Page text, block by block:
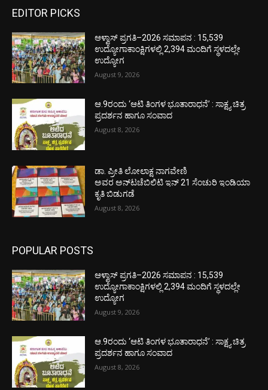
EDITOR PICKS
ಆಳ್ವಾಸ್ ಪ್ರಗತಿ–2026 ಸಮಾಪನ : 15,539
ಉದ್ಯೋಗಾಕಾಂಕ್ಷಿಗಳಲ್ಲಿ 2,394 ಮಂದಿಗೆ ಸ್ಥಳದಲ್ಲೇ
ಉದ್ಯೋಗ
August 9, 2026
ಆ.9ರಂದು ‘ಆಟಿ ತಿಂಗಳ ಭೂತಾರಾಧನೆ’ : ಸಾಕ್ಷ್ಯ ಚಿತ್ರ
ಪ್ರದರ್ಶನ ಹಾಗೂ ಸಂವಾದ
August 8, 2026
ಡಾ. ಪ್ರೀತಿ ಲೋಲಾಕ್ಷ ನಾಗವೇಣಿ
ಅವರ ಅನ್‌ಟಚೆಬಿಲಿಟಿ ಇನ್ 21 ಸೆಂಚುರಿ ಇಂಡಿಯಾ
ಕೃತಿ ಬಿಡುಗಡೆ
August 8, 2026
POPULAR POSTS
ಆಳ್ವಾಸ್ ಪ್ರಗತಿ–2026 ಸಮಾಪನ : 15,539
ಉದ್ಯೋಗಾಕಾಂಕ್ಷಿಗಳಲ್ಲಿ 2,394 ಮಂದಿಗೆ ಸ್ಥಳದಲ್ಲೇ
ಉದ್ಯೋಗ
August 9, 2026
ಆ.9ರಂದು ‘ಆಟಿ ತಿಂಗಳ ಭೂತಾರಾಧನೆ’ : ಸಾಕ್ಷ್ಯ ಚಿತ್ರ
ಪ್ರದರ್ಶನ ಹಾಗೂ ಸಂವಾದ
August 8, 2026